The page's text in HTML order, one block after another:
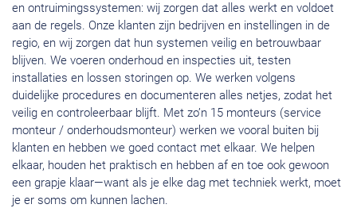
en ontruimingssystemen: wij zorgen dat alles werkt en voldoet
aan de regels. Onze klanten zijn bedrijven en instellingen in de
regio, en wij zorgen dat hun systemen veilig en betrouwbaar
blijven. We voeren onderhoud en inspecties uit, testen
installaties en lossen storingen op. We werken volgens
duidelijke procedures en documenteren alles netjes, zodat het
veilig en controleerbaar blijft. Met zo’n 15 monteurs (service
monteur / onderhoudsmonteur) werken we vooral buiten bij
klanten en hebben we goed contact met elkaar. We helpen
elkaar, houden het praktisch en hebben af en toe ook gewoon
een grapje klaar—want als je elke dag met techniek werkt, moet
je er soms om kunnen lachen.